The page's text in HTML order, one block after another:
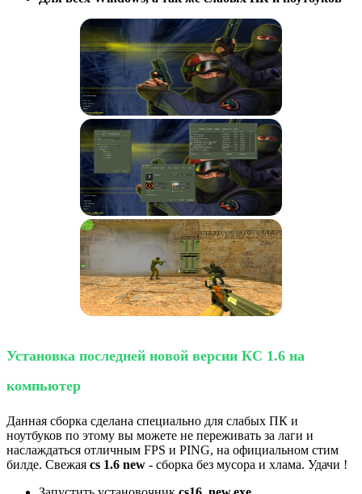
Установка последней новой версии КС 1.6 на
компьютер
Данная сборка сделана специально для слабых ПК и
ноутбуков по этому вы можете не переживать за лаги и
наслаждаться отличным FPS и PING, на официальном стим
билде. Свежая cs 1.6 new - сборка без мусора и хлама. Удачи !